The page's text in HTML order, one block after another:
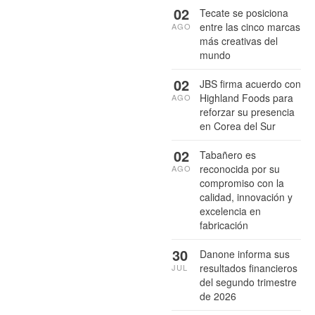
Tecate se posiciona
entre las cinco marcas
más creativas del
mundo
02
AGO
JBS firma acuerdo con
Highland Foods para
reforzar su presencia
en Corea del Sur
02
AGO
Tabañero es
reconocida por su
compromiso con la
calidad, innovación y
excelencia en
fabricación
02
AGO
Danone informa sus
resultados financieros
del segundo trimestre
de 2026
30
JUL